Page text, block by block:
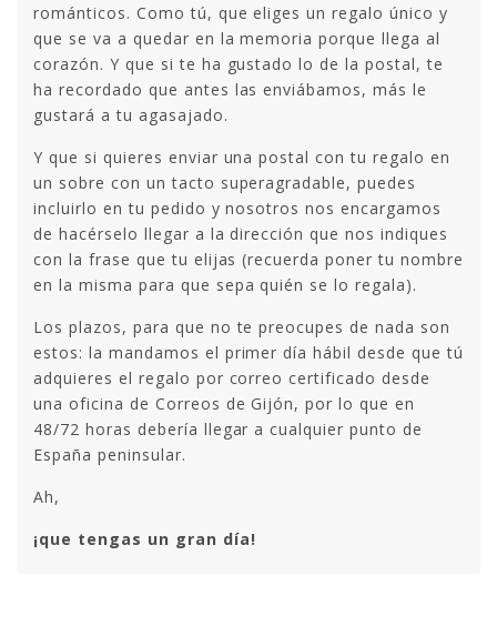
románticos. Como tú, que eliges un regalo único y
que se va a quedar en la memoria porque llega al
corazón. Y que si te ha gustado lo de la postal, te
ha recordado que antes las enviábamos, más le
gustará a tu agasajado.
Y que si quieres enviar una postal con tu regalo en
un sobre con un tacto superagradable, puedes
incluirlo en tu pedido y nosotros nos encargamos
de hacérselo llegar a la dirección que nos indiques
con la frase que tu elijas (recuerda poner tu nombre
en la misma para que sepa quién se lo regala).
Los plazos, para que no te preocupes de nada son
estos: la mandamos el primer día hábil desde que tú
adquieres el regalo por correo certificado desde
una oficina de Correos de Gijón, por lo que en
48/72 horas debería llegar a cualquier punto de
España peninsular.
Ah,
¡que tengas un gran día!